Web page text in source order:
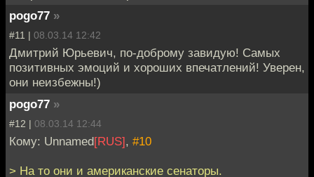
pogo77 »
#11 | 08.03.14 12:42
Дмитрий Юрьевич, по-доброму завидую! Самых
позитивных эмоций и хороших впечатлений! Уверен,
они неизбежны!)
pogo77 »
#12 | 08.03.14 12:44
Кому: Unnamed[RUS], #10
> На то они и американские сенаторы.